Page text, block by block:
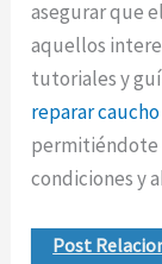
asegurar que
aquellos
tutoriales y
reparar
permitiéndote
condiciones y
Post